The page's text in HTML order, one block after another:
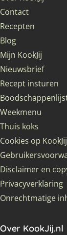
Contact
Recepten
Blog
Mijn KookJij
Nieuwsbrief
Recept insturen
Weekmenu
Thuis koks
Cookies op KookJij
Disclaimer en
Privacyverklaring
Onrechtmatige
Over KookJij.nl